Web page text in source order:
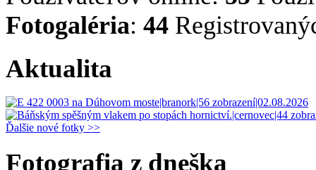
Fotogaléria: 44
Aktualita
Ďalšie nové fotky >>
Fotografia z dneška